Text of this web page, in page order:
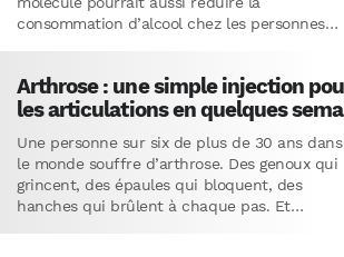
consommation d’alcool chez les personnes
Arthrose : une simple injection
les articulations en quelques
Une personne sur six de plus de 30 ans dans
le monde souffre d’arthrose. Des genoux qui
grincent, des épaules qui bloquent, des
hanches qui brûlent à chaque pas. Et…